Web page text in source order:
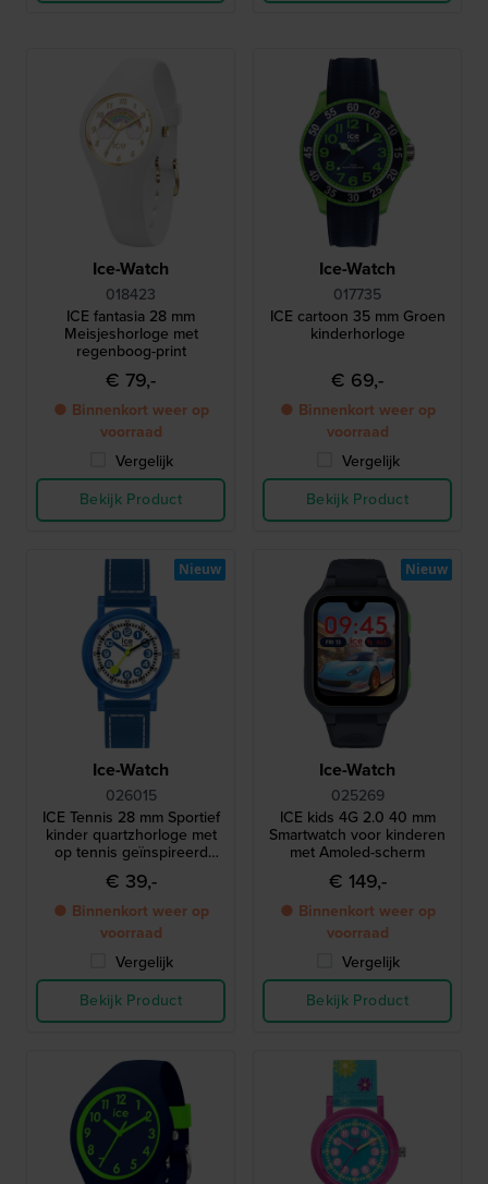
Ice-Watch
018423
ICE fantasia 28 mm
Meisjeshorloge met
regenboog-print
€ 79,-
● Binnenkort weer op
voorraad
Vergelijk
Bekijk Product
Ice-Watch
017735
ICE cartoon 35 mm Groen
kinderhorloge
€ 69,-
● Binnenkort weer op
voorraad
Vergelijk
Bekijk Product
Ice-Watch
026015
ICE Tennis 28 mm Sportief
kinder quartzhorloge met
op tennis geïnspireerd
ontwerp
€ 39,-
● Binnenkort weer op
voorraad
Vergelijk
Bekijk Product
Nieuw
Ice-Watch
025269
ICE kids 4G 2.0 40 mm
Smartwatch voor kinderen
met Amoled-scherm
€ 149,-
● Binnenkort weer op
voorraad
Vergelijk
Bekijk Product
Nieuw